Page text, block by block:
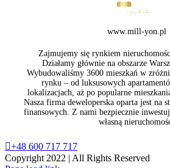
www.mill-yon.pl
Zajmujemy się rynkiem
Działamy głównie na obszarze
Wybudowaliśmy 3600 mieszkań w
rynku – od luksusowych
lokalizacjach, aż po popularne
Nasza firma deweloperska oparta jest na
finansowych. Z nami bezpiecznie
własną
+48 600 717 717
Copyright 2022 | All Rights Reserved